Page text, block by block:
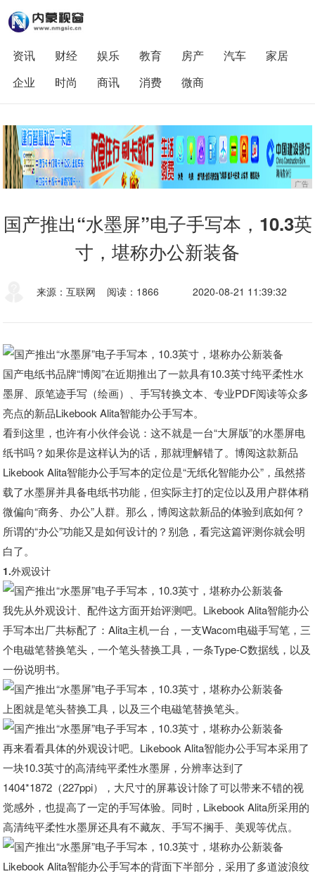
资讯 财经 娱乐 教育 房产 汽车
家居
企业
时尚 商讯 消费 微商
广告
国产推出“水墨屏”电子手写本，10.3英
寸，堪称办公新装备
来源：互联网 阅读：1866 2020-08-21 11:39:32
国产电纸书品牌“博阅”在近期推出了一款具有10.3英寸纯平柔性水
墨屏、原笔迹手写（绘画）、手写转换文本、专业PDF阅读等众多
亮点的新品Likebook Alita智能办公手写本。
看到这里，也许有小伙伴会说：这不就是一台“大屏版”的水墨屏电
纸书吗？如果你是这样认为的话，那就理解错了。博阅这款新品
Likebook Alita智能办公手写本的定位是“无纸化智能办公”，虽然搭
载了水墨屏并具备电纸书功能，但实际主打的定位以及用户群体稍
微偏向“商务、办公”人群。那么，博阅这款新品的体验到底如何？
所谓的“办公”功能又是如何设计的？别急，看完这篇评测你就会明
白了。
1.外观设计
我先从外观设计、配件这方面开始评测吧。Likebook Alita智能办公
手写本出厂共标配了：Alita主机一台，一支Wacom电磁手写笔，三
个电磁笔替换笔头，一个笔头替换工具，一条Type-C数据线，以及
一份说明书。
上图就是笔头替换工具，以及三个电磁笔替换笔头。
再来看看具体的外观设计吧。Likebook Alita智能办公手写本采用了
一块10.3英寸的高清纯平柔性水墨屏，分辨率达到了
1404*1872（227ppi），大尺寸的屏幕设计除了可以带来不错的视
觉感外，也提高了一定的手写体验。同时，Likebook Alita所采用的
高清纯平柔性水墨屏还具有不藏灰、手写不搁手、美观等优点。
Likebook Alita智能办公手写本的背面下半部分，采用了多道波浪纹